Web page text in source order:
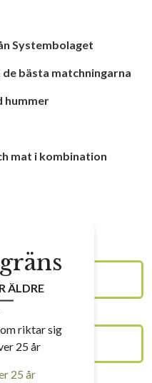
Systembolaget
bästa matchningarna
hummer
mat i kombination
ÄLDRE
riktar sig
25 år
25 år